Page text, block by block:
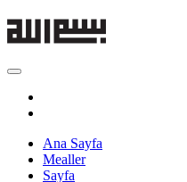
Ana Sayfa
Mealler
Sayfa